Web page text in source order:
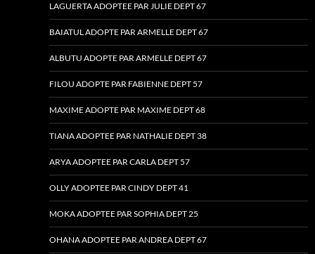
LAGUERTA ADOPTEE PAR JULIE DEPT 67
BAIATUL ADOPTE PAR ARMELLE DEPT 67
ALBUTU ADOPTE PAR ARMELLE DEPT 67
FILOU ADOPTE PAR FABIENNE DEPT 57
MAXIME ADOPTE PAR MAXIME DEPT 68
TIANA ADOPTEE PAR NATHALIE DEPT 38
ARYA ADOPTEE PAR CARLA DEPT 57
OLLY ADOPTEE PAR CINDY DEPT 41
MOKA ADOPTEE PAR SOPHIA DEPT 25
OHANA ADOPTEE PAR ANDREA DEPT 67